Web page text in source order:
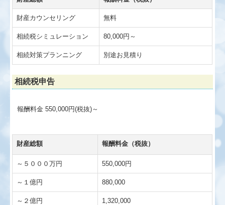
財産カウンセリング 無料
相続税シミュレーション 80,000円～
相続対策プランニング 別途お見積り
相続税申告
報酬料金 550,000円(税抜)～
財産総額 報酬料金（税抜）
～５０００万円 550,000円
～１億円 880,000
～２億円 1,320,000